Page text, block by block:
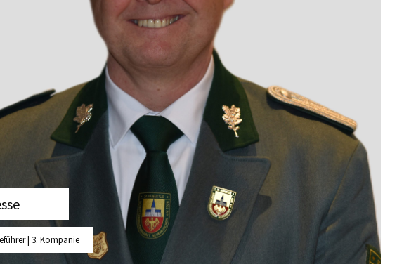
| 3. Kompanie
Klaus Hesse